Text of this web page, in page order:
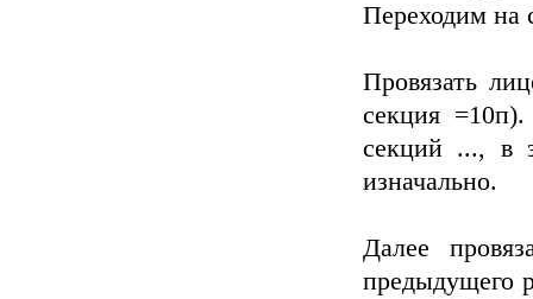
Переходим
Провязать
секция
секций ..., в
изначально.
Далее
предыдущего